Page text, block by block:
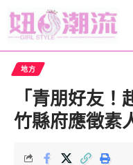
地方
「青朋好友！
竹縣府應徵素